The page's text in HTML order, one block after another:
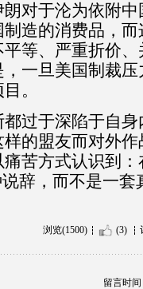
对于沦为依附
造的消费品，
等、严重折价
一旦美国制裁
。
过于深陷于自
的盟友而对外
苦方式认识到
辞，而不是一套
浏览(1500) (3)
留言时间